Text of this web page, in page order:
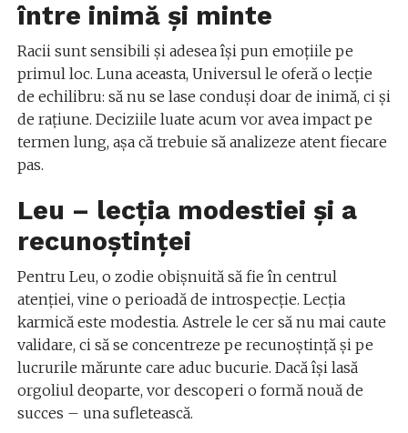
între inimă și minte
Racii sunt sensibili și adesea își pun emoțiile pe
primul loc. Luna aceasta, Universul le oferă o lecție
de echilibru: să nu se lase conduși doar de inimă, ci și
de rațiune. Deciziile luate acum vor avea impact pe
termen lung, așa că trebuie să analizeze atent fiecare
pas.
Leu – lecția modestiei și a
recunoștinței
Pentru Leu, o zodie obișnuită să fie în centrul
atenției, vine o perioadă de introspecție. Lecția
karmică este modestia. Astrele le cer să nu mai caute
validare, ci să se concentreze pe recunoștință și pe
lucrurile mărunte care aduc bucurie. Dacă își lasă
orgoliul deoparte, vor descoperi o formă nouă de
succes – una sufletească.